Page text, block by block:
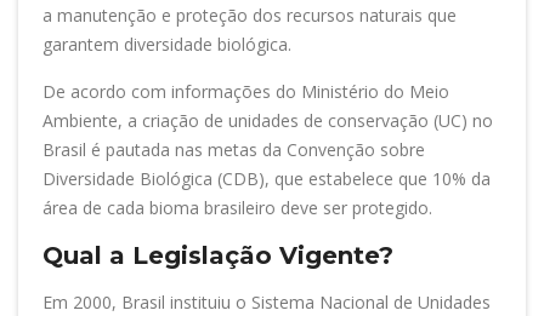
a manutenção e proteção dos recursos naturais que
garantem diversidade biológica.
De acordo com informações do Ministério do Meio
Ambiente, a criação de unidades de conservação (UC) no
Brasil é pautada nas metas da Convenção sobre
Diversidade Biológica (CDB), que estabelece que 10% da
área de cada bioma brasileiro deve ser protegido.
Qual a Legislação Vigente?
Em 2000, Brasil instituiu o Sistema Nacional de Unidades